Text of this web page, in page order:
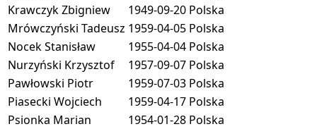
Krawczyk Zbigniew
1949-09-20 Polska
Mrówczyński Tadeusz 1959-04-05 Polska
Nocek Stanisław
1955-04-04 Polska
Nurzyński Krzysztof
1957-09-07 Polska
Pawłowski Piotr
1959-07-03 Polska
Piasecki Wojciech
1959-04-17 Polska
Psionka Marian
1954-01-28 Polska